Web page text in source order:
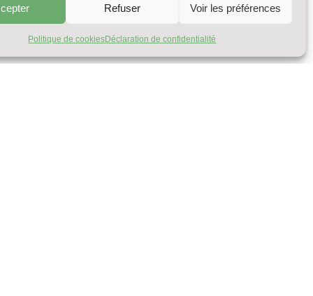
Refuser Voir les préférences
Politique de cookiesDéclaration de confidentialité